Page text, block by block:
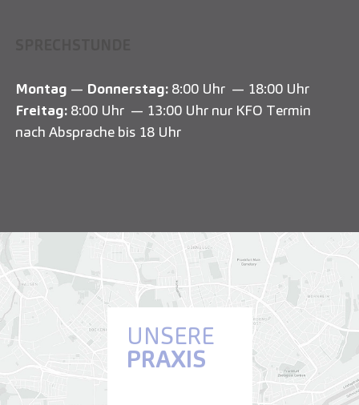
UNSERE
PRAXIS
Montag — Donnerstag: 8:00 Uhr — 18:00 Uhr
Freitag: 8:00 Uhr — 13:00 Uhr nur KFO Termin
nach Absprache bis 18 Uhr